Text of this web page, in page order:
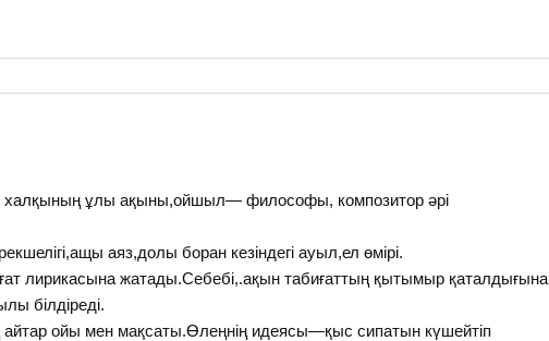
ұлы ақыны,ойшыл— философы, композитор әрі
аяз,долы боран кезіндегі ауыл,ел өмірі.
лирикасына жатады.Себебі,.ақын табиғаттың қытымыр қаталдығына
білдіреді.
ойы мен мақсаты.Өлеңнің идеясы—қыс сипатын күшейтіп